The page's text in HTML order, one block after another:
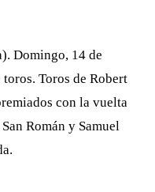
Domingo, 14 de
Toros de Robert
con la vuelta
Román y Samuel